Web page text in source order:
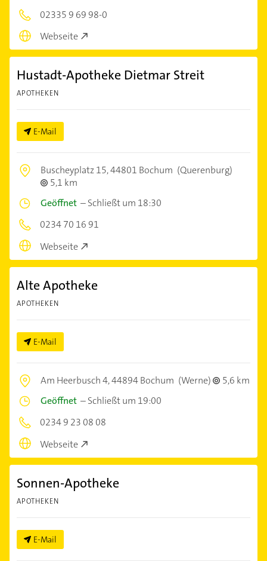
02335 9 69 98-0
Webseite
Hustadt-Apotheke Dietmar Streit
APOTHEKEN
E-Mail
Buscheyplatz 15,44801 Bochum (Querenburg)
5,1 km
Geöffnet –Schließt um 18:30
0234 70 16 91
Webseite
Alte Apotheke
APOTHEKEN
E-Mail
Am Heerbusch 4,44894 Bochum (Werne)
5,6 km
Geöffnet –Schließt um 19:00
0234 9 23 08 08
Webseite
Sonnen-Apotheke
APOTHEKEN
E-Mail